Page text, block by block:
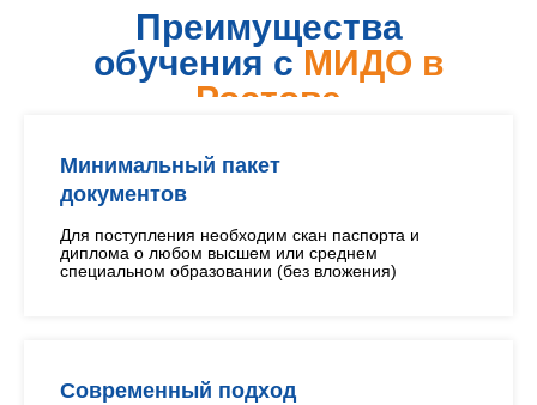
Преимущества
обучения с МИДО в
Ростове
Минимальный пакет
документов
Для поступления необходим скан паспорта и
диплома о любом высшем или среднем
специальном образовании (без вложения)
Современный подход